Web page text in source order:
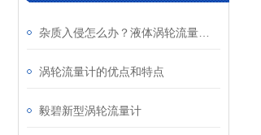
涡轮流量计的优点和特点
毅碧新型涡轮流量计